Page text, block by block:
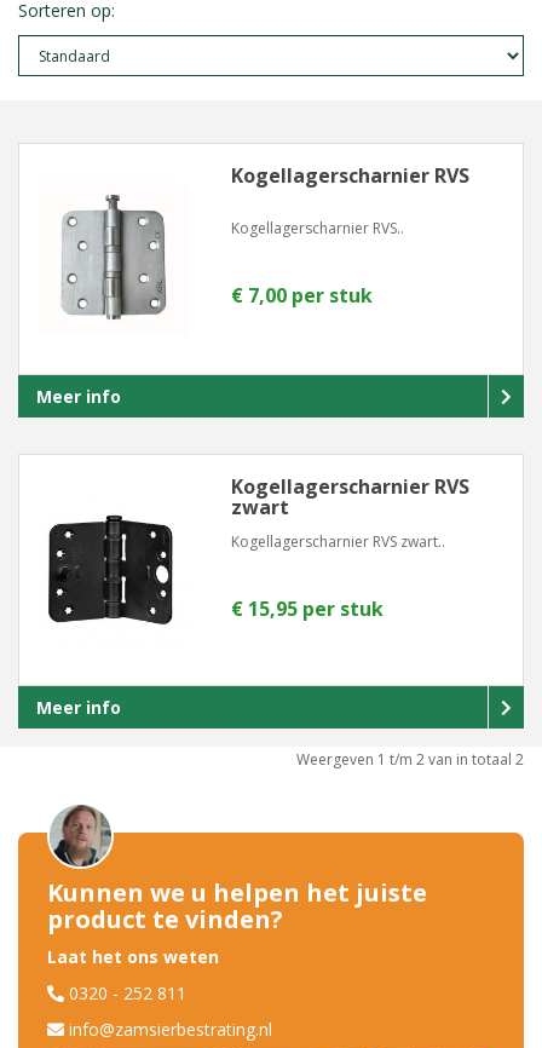
Sorteren op:
Kogellagerscharnier RVS
Kogellagerscharnier RVS..
€ 7,00 per stuk
Meer info
Kogellagerscharnier RVS
zwart
Kogellagerscharnier RVS zwart..
€ 15,95 per stuk
Meer info
Weergeven 1 t/m 2 van in totaal 2
Kunnen we u helpen het juiste
product te vinden?
Laat het ons weten
0320 - 252 811
info@zamsierbestrating.nl